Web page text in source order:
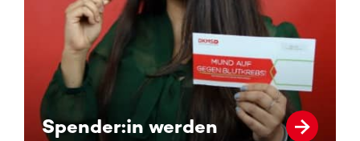
Spender:in werden